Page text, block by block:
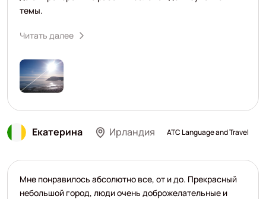
Екатерина Ирландия ATC Language and Travel
темы.
Читать далее
Мне понравилось абсолютно все, от и до. Прекрасный
небольшой город, люди очень доброжелательные и